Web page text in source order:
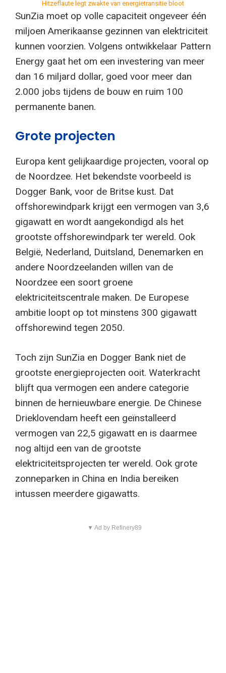
Hitzeflaute legt zwakte van energietransitie bloot
SunZia moet op volle capaciteit ongeveer één
miljoen Amerikaanse gezinnen van elektriciteit
kunnen voorzien. Volgens ontwikkelaar Pattern
Energy gaat het om een investering van meer
dan 16 miljard dollar, goed voor meer dan
2.000 jobs tijdens de bouw en ruim 100
permanente banen.
Grote projecten
Europa kent gelijkaardige projecten, vooral op
de Noordzee. Het bekendste voorbeeld is
Dogger Bank, voor de Britse kust. Dat
offshorewindpark krijgt een vermogen van 3,6
gigawatt en wordt aangekondigd als het
grootste offshorewindpark ter wereld. Ook
België, Nederland, Duitsland, Denemarken en
andere Noordzeelanden willen van de
Noordzee een soort groene
elektriciteitscentrale maken. De Europese
ambitie loopt op tot minstens 300 gigawatt
offshorewind tegen 2050.
Toch zijn SunZia en Dogger Bank niet de
grootste energieprojecten ooit. Waterkracht
blijft qua vermogen een andere categorie
binnen de hernieuwbare energie. De Chinese
Drieklovendam heeft een geïnstalleerd
vermogen van 22,5 gigawatt en is daarmee
nog altijd een van de grootste
elektriciteitsprojecten ter wereld. Ook grote
zonneparken in China en India bereiken
intussen meerdere gigawatts.
▼ Ad by Refinery89